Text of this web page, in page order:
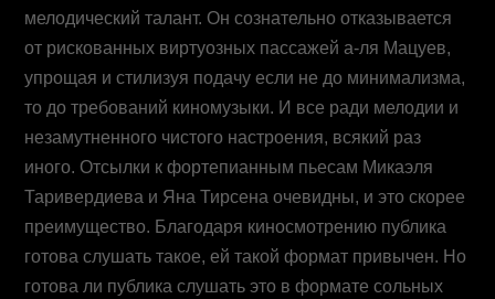
мелодический талант. Он сознательно отказывается
от рискованных виртуозных пассажей а-ля Мацуев,
упрощая и стилизуя подачу если не до минимализма,
то до требований киномузыки. И все ради мелодии и
незамутненного чистого настроения, всякий раз
иного. Отсылки к фортепианным пьесам Микаэля
Таривердиева и Яна Тирсена очевидны, и это скорее
преимущество. Благодаря киносмотрению публика
готова слушать такое, ей такой формат привычен. Но
готова ли публика слушать это в формате сольных